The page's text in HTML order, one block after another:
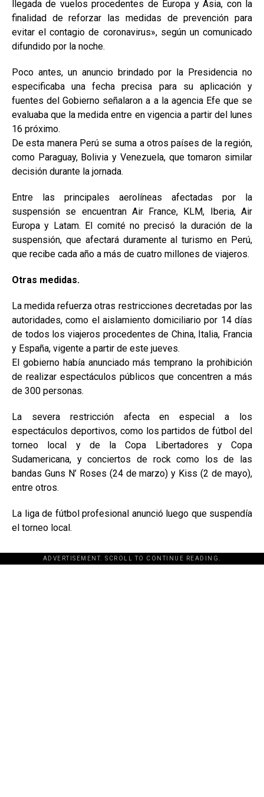
llegada de vuelos procedentes de Europa y Asia, con la
finalidad de reforzar las medidas de prevención para
evitar el contagio de coronavirus», según un comunicado
difundido por la noche.
Poco antes, un anuncio brindado por la Presidencia no
especificaba una fecha precisa para su aplicación y
fuentes del Gobierno señalaron a a la agencia Efe que se
evaluaba que la medida entre en vigencia a partir del lunes
16 próximo.
De esta manera Perú se suma a otros países de la región,
como Paraguay, Bolivia y Venezuela, que tomaron similar
decisión durante la jornada.
Entre las principales aerolíneas afectadas por la
suspensión se encuentran Air France, KLM, Iberia, Air
Europa y Latam. El comité no precisó la duración de la
suspensión, que afectará duramente al turismo en Perú,
que recibe cada año a más de cuatro millones de viajeros.
Otras medidas.
La medida refuerza otras restricciones decretadas por las
autoridades, como el aislamiento domiciliario por 14 días
de todos los viajeros procedentes de China, Italia, Francia
y España, vigente a partir de este jueves.
El gobierno había anunciado más temprano la prohibición
de realizar espectáculos públicos que concentren a más
de 300 personas.
La severa restricción afecta en especial a los
espectáculos deportivos, como los partidos de fútbol del
torneo local y de la Copa Libertadores y Copa
Sudamericana, y conciertos de rock como los de las
bandas Guns N’ Roses (24 de marzo) y Kiss (2 de mayo),
entre otros.
La liga de fútbol profesional anunció luego que suspendía
el torneo local.
ADVERTISEMENT. SCROLL TO CONTINUE READING.